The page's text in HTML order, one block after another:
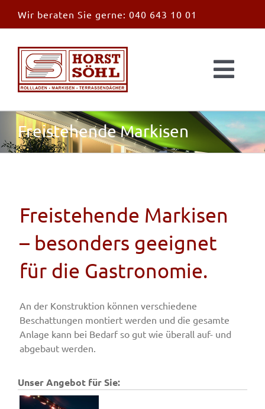
Inhalt
Wir beraten Sie gerne: 040 643 10 01
News
Überdachungen
Außen & Innen
Fenster & Türen
Tore
Smart Home
Freistehende Markisen
Freistehende Markisen
– besonders geeignet
für die Gastronomie.
An der Konstruktion können verschiedene
Beschattungen montiert werden und die gesamte
Anlage kann bei Bedarf so gut wie überall auf- und
abgebaut werden.
Unser Angebot für Sie: